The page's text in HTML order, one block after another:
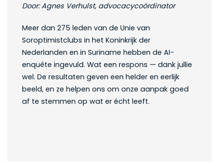
Door: Agnes Verhulst, advocacycoördinator
Meer dan 275 leden van de Unie van
Soroptimistclubs in het Koninkrijk der
Nederlanden en in Suriname hebben de AI-
enquête ingevuld. Wat een respons — dank jullie
wel. De resultaten geven een helder en eerlijk
beeld, en ze helpen ons om onze aanpak goed
af te stemmen op wat er écht leeft.